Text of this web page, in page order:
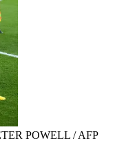
POWELL / AFP